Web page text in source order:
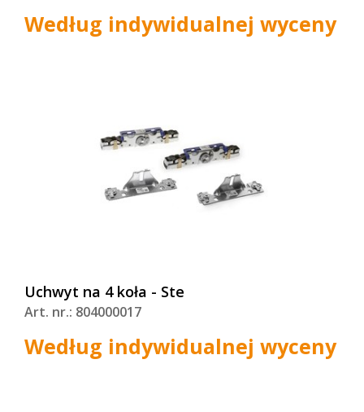
Według indywidualnej wyceny
Uchwyt na 4 koła - Ste
Art. nr.: 804000017
Według indywidualnej wyceny